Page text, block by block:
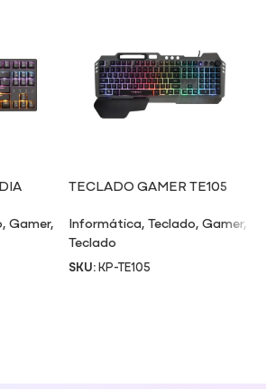
,Gamer,
TECLADO GAMER TE105
Informática,Teclado,Gamer,
Teclado
SKU:KP-TE105